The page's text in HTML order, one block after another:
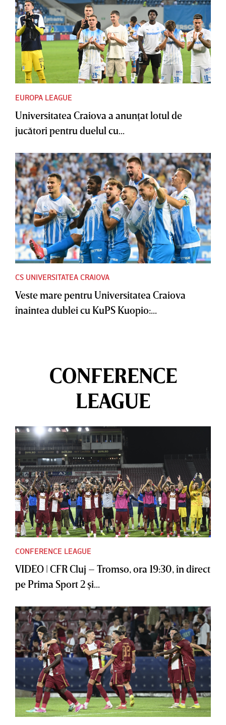
EUROPA LEAGUE
Universitatea Craiova a anunţat lotul de
jucători pentru duelul cu...
CS UNIVERSITATEA CRAIOVA
Veste mare pentru Universitatea Craiova
înaintea dublei cu KuPS Kuopio:...
CONFERENCE
LEAGUE
CONFERENCE LEAGUE
VIDEO | CFR Cluj – Tromso, ora 19:30, în direct
pe Prima Sport 2 şi...